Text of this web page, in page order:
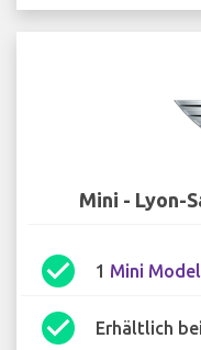
Mini - Lyon-
check_circle 1 Mini
check_circle Erhältlich bei